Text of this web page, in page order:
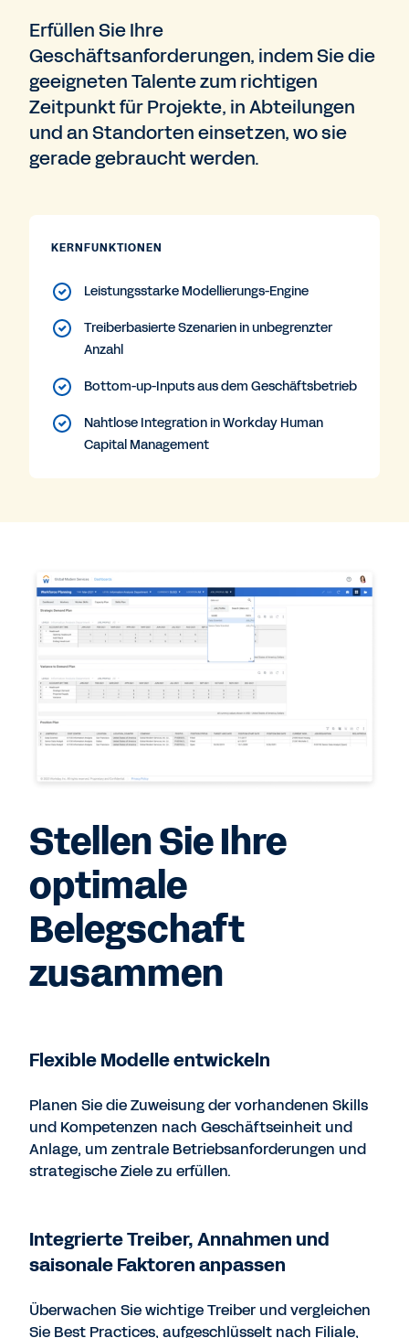
Erfüllen Sie Ihre
Geschäftsanforderungen, indem Sie die
geeigneten Talente zum richtigen
Zeitpunkt für Projekte, in Abteilungen
und an Standorten einsetzen, wo sie
gerade gebraucht werden.
KERNFUNKTIONEN
Leistungsstarke Modellierungs-Engine
Treiberbasierte Szenarien in unbegrenzter
Anzahl
Bottom-up-Inputs aus dem Geschäftsbetrieb
Nahtlose Integration in Workday Human
Capital Management
Stellen Sie Ihre
optimale
Belegschaft
zusammen
Flexible Modelle entwickeln
Planen Sie die Zuweisung der vorhandenen Skills
und Kompetenzen nach Geschäftseinheit und
Anlage, um zentrale Betriebsanforderungen und
strategische Ziele zu erfüllen.
Integrierte Treiber, Annahmen und
saisonale Faktoren anpassen
Überwachen Sie wichtige Treiber und vergleichen
Sie Best Practices, aufgeschlüsselt nach Filiale,